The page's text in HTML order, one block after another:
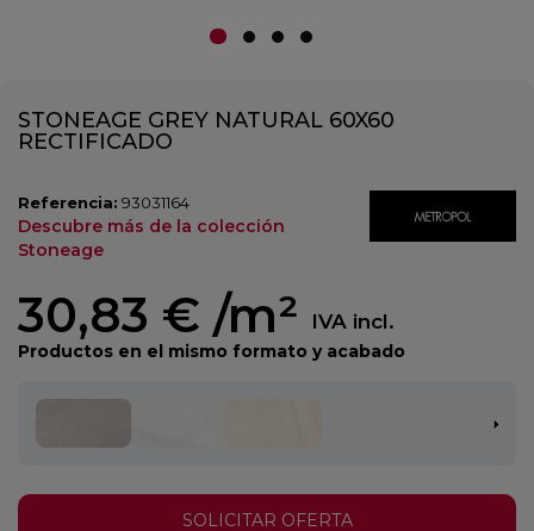
STONEAGE GREY NATURAL 60X60
RECTIFICADO
Referencia: 93031164
Descubre más de la colección
Stoneage
30,83 € /m² IVA incl.
Productos en el mismo formato y acabado
SOLICITAR OFERTA